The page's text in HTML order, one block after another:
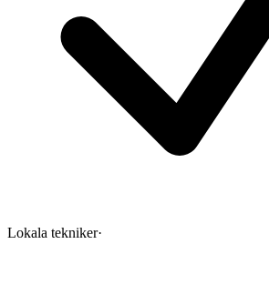
Lokala tekniker·